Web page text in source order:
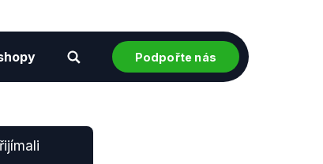
Podpořte nás